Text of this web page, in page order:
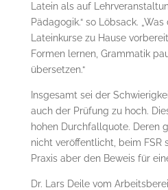
Latein als auf
Pädagogik.“ so Löbsack.
La­tein­kurse zu Hause
Formen lernen, Grammatik
übersetzen.“
Insgesamt sei der
auch der Prüfung zu hoch.
hohen Durchfallquote. Deren
nicht veröffentlicht, beim FSR
Praxis aber den Beweis für
Dr. Lars Deile vom